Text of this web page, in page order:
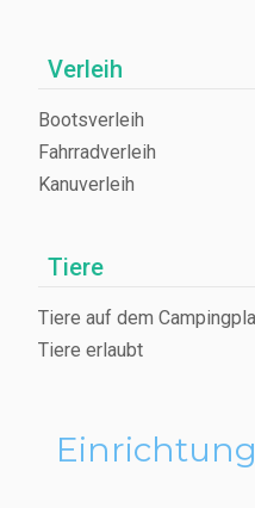
Verleih
Bootsverleih
Fahrradverleih
Kanuverleih
Tiere
Tiere auf dem
Tiere erlaubt